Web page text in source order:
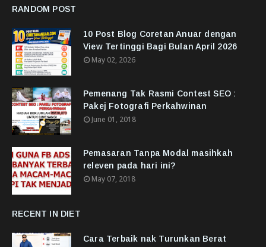
RANDOM POST
10 Post Blog Coretan Anuar dengan
View Tertinggi Bagi Bulan April 2026
May 02, 2026
Pemenang Tak Rasmi Contest SEO :
Pakej Fotografi Perkahwinan
June 01, 2018
Pemasaran Tanpa Modal masihkah
releven pada hari ini?
May 07, 2018
RECENT IN DIET
Cara Terbaik nak Turunkan Berat